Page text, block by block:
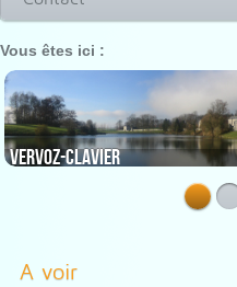
Vous êtes ici :
Vervoz-Clavier
A voir